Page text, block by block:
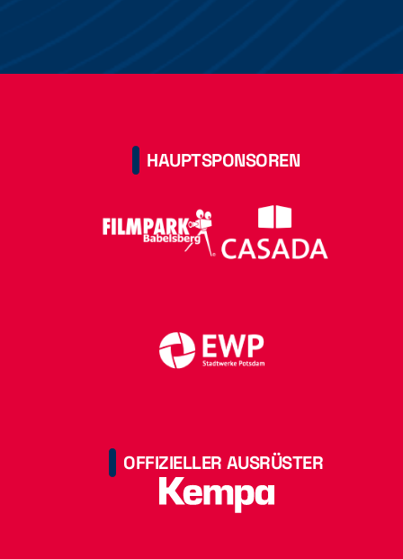
HAUPTSPONSOREN
OFFIZIELLER AUSRÜSTER